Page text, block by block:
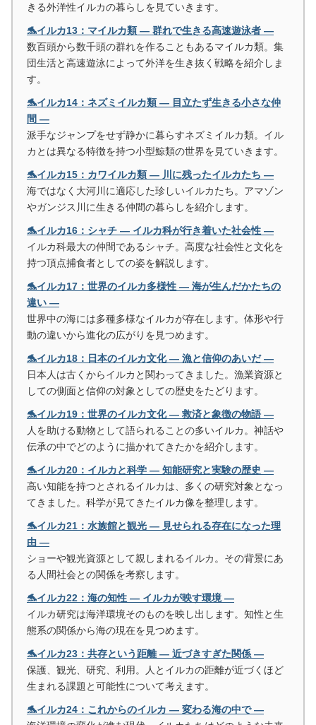
きる外洋性イルカの暮らしを見ていきます。
🐬イルカ13：マイルカ類 ― 群れで生きる高速遊泳者 ―
数百頭から数千頭の群れを作ることもあるマイルカ類。集
団生活と高速遊泳によって外洋を生き抜く戦略を紹介しま
す。
🐬イルカ14：ネズミイルカ類 ― 目立たず生きる小さな仲
間 ―
派手なジャンプをせず静かに暮らすネズミイルカ類。イル
カとは異なる特徴を持つ小型鯨類の世界を見ていきます。
🐬イルカ15：カワイルカ類 ― 川に残ったイルカたち ―
海ではなく大河川に適応した珍しいイルカたち。アマゾン
やガンジス川に生きる仲間の暮らしを紹介します。
🐬イルカ16：シャチ ― イルカ科が行き着いた社会性 ―
イルカ科最大の仲間であるシャチ。高度な社会性と文化を
持つ頂点捕食者としての姿を解説します。
🐬イルカ17：世界のイルカ多様性 ― 海が生んだかたちの
違い ―
世界中の海には多種多様なイルカが存在します。体形や行
動の違いから進化の広がりを見つめます。
🐬イルカ18：日本のイルカ文化 ― 漁と信仰のあいだ ―
日本人は古くからイルカと関わってきました。漁業資源と
しての側面と信仰の対象としての歴史をたどります。
🐬イルカ19：世界のイルカ文化 ― 救済と象徴の物語 ―
人を助ける動物として語られることの多いイルカ。神話や
伝承の中でどのように描かれてきたかを紹介します。
🐬イルカ20：イルカと科学 ― 知能研究と実験の歴史 ―
高い知能を持つとされるイルカは、多くの研究対象となっ
てきました。科学が見てきたイルカ像を整理します。
🐬イルカ21：水族館と観光 ― 見せられる存在になった理
由 ―
ショーや観光資源として親しまれるイルカ。その背景にあ
る人間社会との関係を考察します。
🐬イルカ22：海の知性 ― イルカが映す環境 ―
イルカ研究は海洋環境そのものを映し出します。知性と生
態系の関係から海の現在を見つめます。
🐬イルカ23：共存という距離 ― 近づきすぎた関係 ―
保護、観光、研究、利用。人とイルカの距離が近づくほど
生まれる課題と可能性について考えます。
🐬イルカ24：これからのイルカ ― 変わる海の中で ―